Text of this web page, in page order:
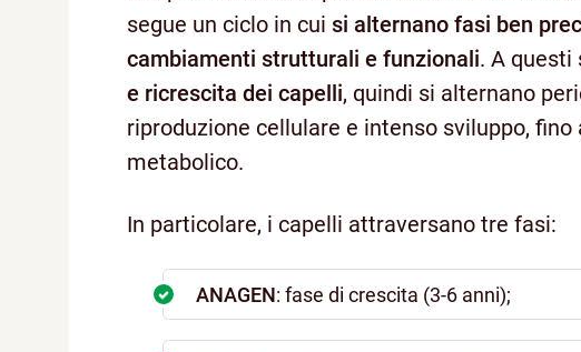
segue un ciclo in cui si alternano fasi ben
cambiamenti strutturali e funzionali. A questi
e ricrescita dei capelli, quindi si alternano
riproduzione cellulare e intenso sviluppo,
metabolico.
In particolare, i capelli attraversano tre fasi:
ANAGEN: fase di crescita (3-6 anni);